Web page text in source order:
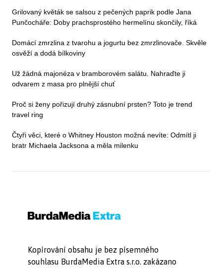
Grilovaný květák se salsou z pečených paprik podle Jana
Punčocháře: Doby prachsprostého hermelínu skončily, říká
Domácí zmrzlina z tvarohu a jogurtu bez zmrzlinovače. Skvěle
osvěží a dodá bílkoviny
Už žádná majonéza v bramborovém salátu. Nahraďte ji
odvarem z masa pro plnější chuť
Proč si ženy pořizují druhý zásnubní prsten? Toto je trend
travel ring
Čtyři věci, které o Whitney Houston možná nevíte: Odmítl ji
bratr Michaela Jacksona a měla milenku
Kopírování obsahu je bez písemného
souhlasu BurdaMedia Extra s.r.o. zakázano